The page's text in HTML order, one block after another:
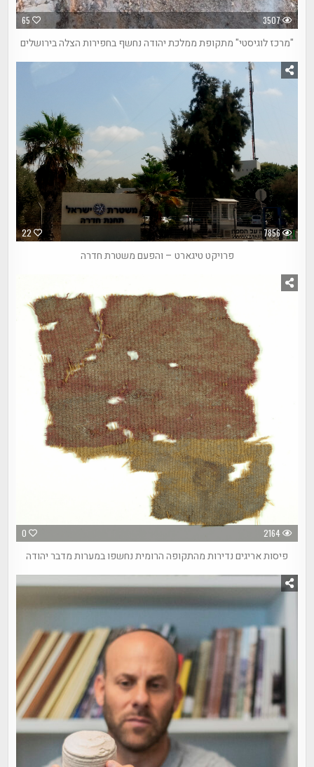
65 3507
"מרכז לוגיסטי" מתקופת ממלכת יהודה נחשף בחפירות הצלה בירושלים
22 7856
פרויקט טיגארט – והפעם משטרת חדרה
0 2164
פיסות אריגים נדירות מהתקופה הרומית נחשפו במערות מדבר יהודה